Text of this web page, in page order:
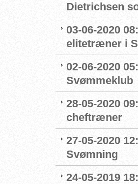
Dietrichsen
03-06-2020
elitetræner i
02-06-2020
Svømmeklub
28-05-2020
cheftræner
27-05-2020
Svømning
24-05-2019